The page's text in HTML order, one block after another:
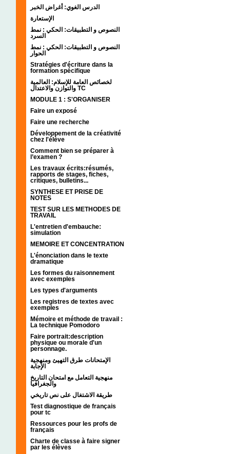
الدرس الغوي: أغراض الخبر
الإستعارة
النصوص و التطبيقات: الحكي : نمط
السرد
النصوص و التطبيقات: الحكي : نمط
الحوار
Stratégies d'écriture dans la
formation spécifique
لخصائص العامة للإسلام: العالمية
والتوازن والاعتدال TC
MODULE 1 : S'ORGANISER
Faire un exposé
Faire une recherche
Développement de la créativité
chez l'élève
Comment bien se préparer à
l’examen ?
Les travaux écrits:résumés,
rapports de stages, fiches,
critiques, bulletins...
SYNTHESE ET PRISE DE
NOTES
TEST SUR LES METHODES DE
TRAVAIL
L'entretien d'embauche:
simulation
MEMOIRE ET CONCENTRATION
L'énonciation dans le texte
dramatique
Les formes du raisonnement
avec exemples
Les types d'arguments
Les registres de textes avec
exemples
Mémoire et méthode de travail :
La technique Pomodoro
Faire portrait:description
physique ou morale d'un
personnage.
الإمتحانات طرق التهيئ ومنهجية
الإجابة
منهجية التعامل مع امتحان التاريخ
والجغرافيا
طريقة الاشتغال على نص تاريخي
Test diagnostique de français
pour tc
Ressources pour les profs de
français
Charte de classe à faire signer
par les élèves